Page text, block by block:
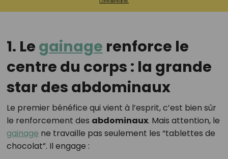
Confidentialité.
1. Le gainage renforce le
centre du corps : la grande
star des abdominaux
Le premier bénéfice qui vient à l’esprit, c’est bien sûr
le renforcement des abdominaux. Mais attention, le
gainage ne travaille pas seulement les “tablettes de
chocolat”. Il engage :